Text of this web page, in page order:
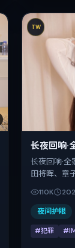
TW
长夜回响·
长夜回响·
田将晖、章
湾，借华语
反转。
细腻表演的
110K
夜间护眼
#犯罪